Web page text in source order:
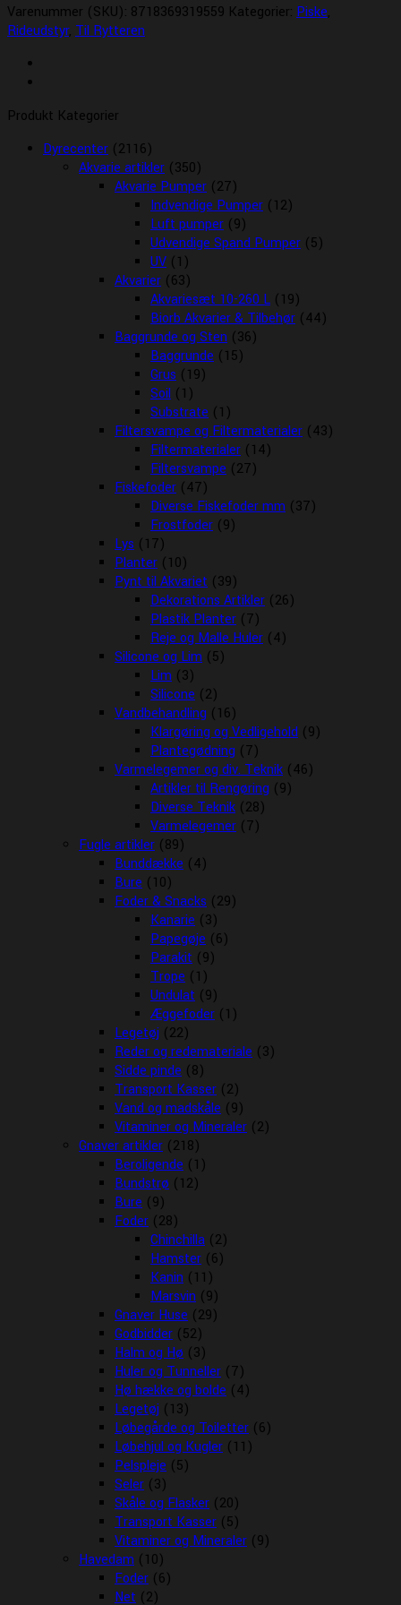
Varenummer (SKU): 8718369319559 Kategorier: Piske,
Rideudstyr, Til Rytteren
Produkt Kategorier
Dyrecenter (2116)
Akvarie artikler (350)
Akvarie Pumper (27)
Indvendige Pumper (12)
Luft pumper (9)
Udvendige Spand Pumper (5)
UV (1)
Akvarier (63)
Akvariesæt 10-260 L (19)
Biorb Akvarier & Tilbehør (44)
Baggrunde og Sten (36)
Baggrunde (15)
Grus (19)
Soil (1)
Substrate (1)
Filtersvampe og Filtermaterialer (43)
Filtermaterialer (14)
Filtersvampe (27)
Fiskefoder (47)
Diverse Fiskefoder mm (37)
Frostfoder (9)
Lys (17)
Planter (10)
Pynt til Akvariet (39)
Dekorations Artikler (26)
Plastik Planter (7)
Reje og Malle Huler (4)
Silicone og Lim (5)
Lim (3)
Silicone (2)
Vandbehandling (16)
Klargøring og Vedligehold (9)
Plantegødning (7)
Varmelegemer og div. Teknik (46)
Artikler til Rengøring (9)
Diverse Teknik (28)
Varmelegemer (7)
Fugle artikler (89)
Bunddække (4)
Bure (10)
Foder & Snacks (29)
Kanarie (3)
Papegøje (6)
Parakit (9)
Trope (1)
Undulat (9)
Æggefoder (1)
Legetøj (22)
Reder og redemateriale (3)
Sidde pinde (8)
Transport Kasser (2)
Vand og madskåle (9)
Vitaminer og Mineraler (2)
Gnaver artikler (218)
Beroligende (1)
Bundstrø (12)
Bure (9)
Foder (28)
Chinchilla (2)
Hamster (6)
Kanin (11)
Marsvin (9)
Gnaver Huse (29)
Godbidder (52)
Halm og Hø (3)
Huler og Tunneller (7)
Hø hække og bolde (4)
Legetøj (13)
Løbegårde og Toiletter (6)
Løbehjul og Kugler (11)
Pelspleje (5)
Seler (3)
Skåle og Flasker (20)
Transport Kasser (5)
Vitaminer og Mineraler (9)
Havedam (10)
Foder (6)
Net (2)